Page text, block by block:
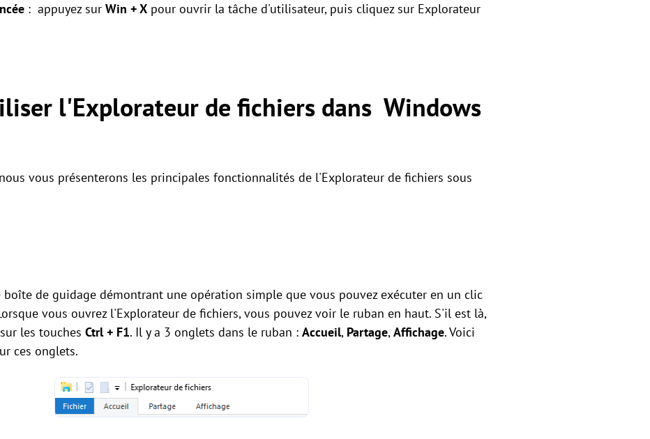
: appuyez sur Win + X pour ouvrir la tâche d'utilisateur, puis cliquez sur Explorateur
l'Explorateur de fichiers dans Windows
vous présenterons les principales fonctionnalités de l'Explorateur de fichiers sous
boîte de guidage démontrant une opération simple que vous pouvez exécuter en un clic
vous ouvrez l'Explorateur de fichiers, vous pouvez voir le ruban en haut. S'il est là,
les touches Ctrl + F1. Il y a 3 onglets dans le ruban : Accueil, Partage,Affichage. Voici
ces onglets.